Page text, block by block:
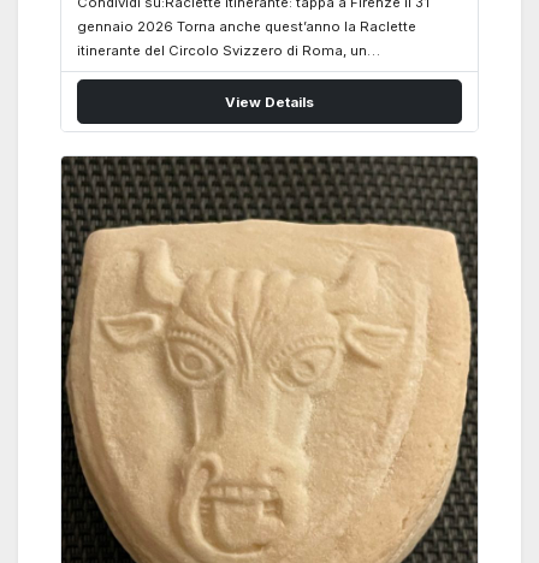
gennaio 2026 Torna anche quest’anno la Raclette
itinerante del Circolo Svizzero di Roma, un
appuntamento che dal 2015 condividiamo con i Circoli
amici, portando con noi i nostri forni e la passione per
uno dei piatti simbolo della cucina svizzera. Nel rispetto
appositi fornelli darà vita a questa specialità svizzera
tipicamente invernale, dedicata agli amanti del
formaggio e della buona compagnia. Il prossimo
incontro è fissato per sabato 31 gennaio 2026 a
Firenze, ospiti del Circolo Svizzero di Firenze, per una
serata all’insegna della convivialità…
View Details